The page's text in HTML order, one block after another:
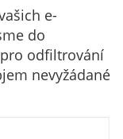
e-
do
odfiltrování
nevyžádané